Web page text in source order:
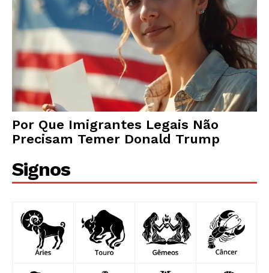
Por Que Imigrantes Legais Não
Precisam Temer Donald Trump
Signos